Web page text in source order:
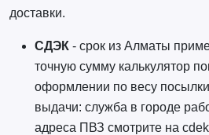
доставки.
СДЭК- срок из Алматы
точную сумму калькулятор
оформлении по весу
выдачи: служба в городе
адреса ПВЗ смотрите на